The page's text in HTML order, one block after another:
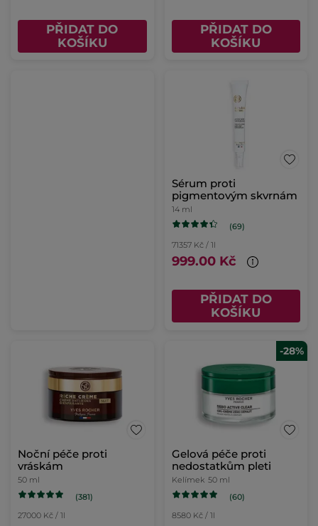
PŘIDAT DO
KOŠÍKU
PŘIDAT DO
KOŠÍKU
Sérum proti
pigmentovým skvrnám
14 ml
(69)
71357 Kč / 1l
999.00 Kč
PŘIDAT DO
KOŠÍKU
Noční péče proti
vráskám
50 ml
(381)
27000 Kč / 1l
-28%
Gelová péče proti
nedostatkům pleti
Kelímek 50 ml
(60)
8580 Kč / 1l